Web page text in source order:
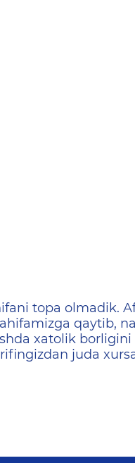
topa olmadik.
qaytib,
xatolik
juda